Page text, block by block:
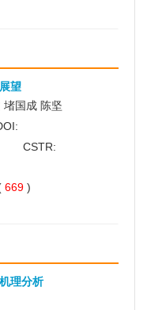
望
堵国成 陈坚
CSTR:
669 )
理分析